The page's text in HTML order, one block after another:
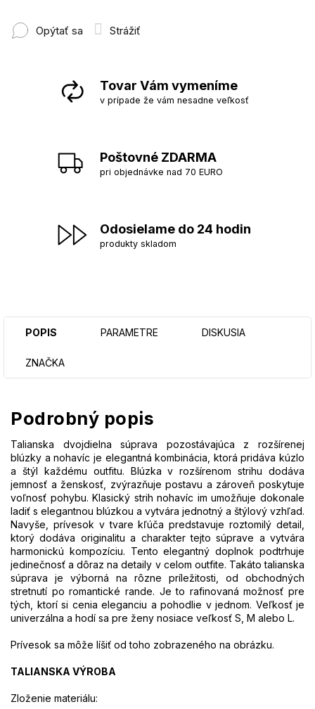
Opýtať sa Strážiť
Tovar Vám vymeníme
v prípade že vám nesadne veľkosť
Poštovné ZDARMA
pri objednávke nad 70 EURO
Odosielame do 24 hodin
produkty skladom
POPIS PARAMETRE DISKUSIA
ZNAČKA
Podrobný popis
Talianska dvojdielna súprava pozostávajúca z rozšírenej
blúzky a nohavíc je elegantná kombinácia, ktorá pridáva kúzlo
a štýl každému outfitu. Blúzka v rozšírenom strihu dodáva
jemnosť a ženskosť, zvýrazňuje postavu a zároveň poskytuje
voľnosť pohybu. Klasický strih nohavíc im umožňuje dokonale
ladiť s elegantnou blúzkou a vytvára jednotný a štýlový vzhľad.
Navyše, prívesok v tvare kľúča predstavuje roztomilý detail,
ktorý dodáva originalitu a charakter tejto súprave a vytvára
harmonickú kompozíciu. Tento elegantný doplnok podtrhuje
jedinečnosť a dôraz na detaily v celom outfite. Takáto talianska
súprava je výborná na rôzne príležitosti, od obchodných
stretnutí po romantické rande. Je to rafinovaná možnosť pre
tých, ktorí si cenia eleganciu a pohodlie v jednom. Veľkosť je
univerzálna a hodí sa pre ženy nosiace veľkosť S, M alebo L.
Prívesok sa môže líšiť od toho zobrazeného na obrázku.
TALIANSKA VÝROBA
Zloženie materiálu: